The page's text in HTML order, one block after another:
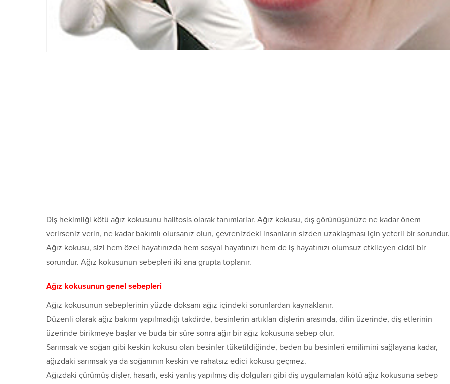
Diş hekimliği kötü ağız kokusunu halitosis olarak tanımlarlar. Ağız kokusu, dış görünüşünüze ne kadar önem
verirseniz verin, ne kadar bakımlı olursanız olun, çevrenizdeki insanların sizden uzaklaşması için yeterli bir sorundur.
Ağız kokusu, sizi hem özel hayatınızda hem sosyal hayatınızı hem de iş hayatınızı olumsuz etkileyen ciddi bir
sorundur. Ağız kokusunun sebepleri iki ana grupta toplanır.
Ağız kokusunun genel sebepleri
Ağız kokusunun sebeplerinin yüzde doksanı ağız içindeki sorunlardan kaynaklanır.
Düzenli olarak ağız bakımı yapılmadığı takdirde, besinlerin artıkları dişlerin arasında, dilin üzerinde, diş etlerinin
üzerinde birikmeye başlar ve buda bir süre sonra ağır bir ağız kokusuna sebep olur.
Sarımsak ve soğan gibi keskin kokusu olan besinler tüketildiğinde, beden bu besinleri emilimini sağlayana kadar,
ağızdaki sarımsak ya da soğanının keskin ve rahatsız edici kokusu geçmez.
Ağızdaki çürümüş dişler, hasarlı, eski yanlış yapılmış diş dolguları gibi diş uygulamaları kötü ağız kokusuna sebep